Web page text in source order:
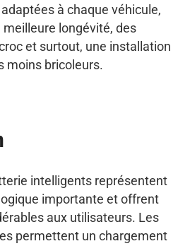
à chaque véhicule,
longévité, des
et surtout, une installation
moins bricoleurs.
intelligents représentent
importante et offrent
aux utilisateurs. Les
permettent un chargement